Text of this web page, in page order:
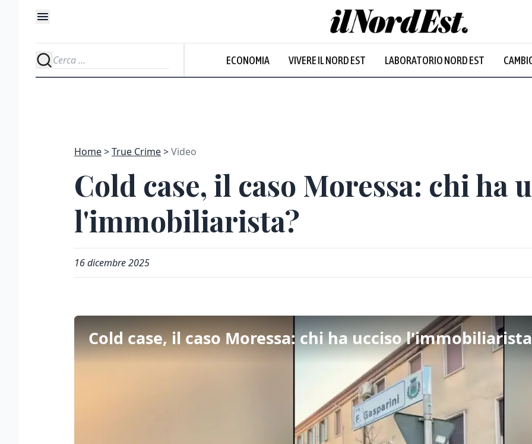
ECONOMIA VIVERE IL NORD EST LABORATORIO NORD EST
Home True Crime Video
Cold case, il caso Moressa: chi ha
l'immobiliarista?
16 dicembre 2025
Cold case, il caso Moressa: chi ha ucciso